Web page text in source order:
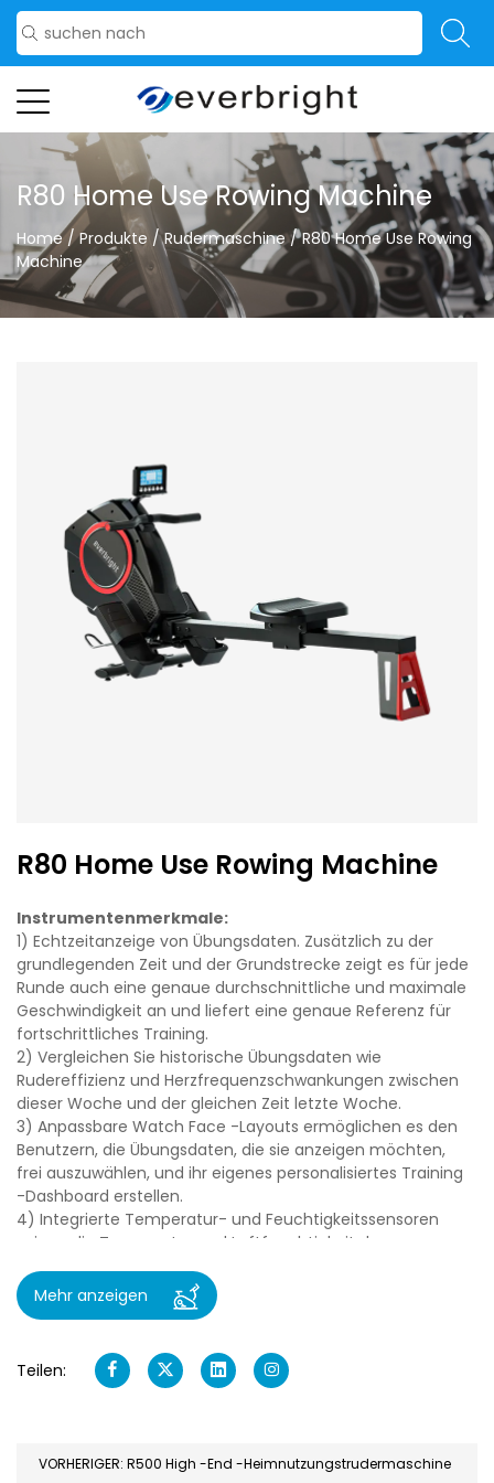
R80 Home Use Rowing Machine
Home/Produkte /Rudermaschine/R80 Home Use Rowing
Machine
R80 Home Use Rowing Machine
Instrumentenmerkmale:
1) Echtzeitanzeige von Übungsdaten. Zusätzlich zu der
grundlegenden Zeit und der Grundstrecke zeigt es für jede
Runde auch eine genaue durchschnittliche und maximale
Geschwindigkeit an und liefert eine genaue Referenz für
fortschrittliches Training.
2) Vergleichen Sie historische Übungsdaten wie
Rudereffizienz und Herzfrequenzschwankungen zwischen
dieser Woche und der gleichen Zeit letzte Woche.
3) Anpassbare Watch Face -Layouts ermöglichen es den
Benutzern, die Übungsdaten, die sie anzeigen möchten,
frei auszuwählen, und ihr eigenes personalisiertes Training
-Dashboard erstellen.
4) Integrierte Temperatur- und Feuchtigkeitssensoren
zeigen die Temperatur und Luftfeuchtigkeit der
Trainingsumgebung, wodurch die Auswirkungen der
Umwelt auf die Trainingsleistung bewertet werden.
5) zeigt Indikatoren für die Muskeleinbindung (wie den
oberen Extremität), um die Trainingsleistung zu
optimieren.
Lagertechnologie beträgt das Paddelgeräusch weniger als
Mehr anzeigen
Teilen:
VORHERIGER: R500 High -End -Heimnutzungstrudermaschine